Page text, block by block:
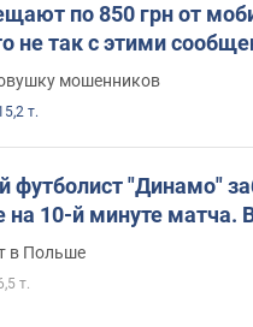
по 850 грн от
не так с этими
мошенников
т.
футболист "Динамо"
на 10-й минуте матча.
в Польше
т.